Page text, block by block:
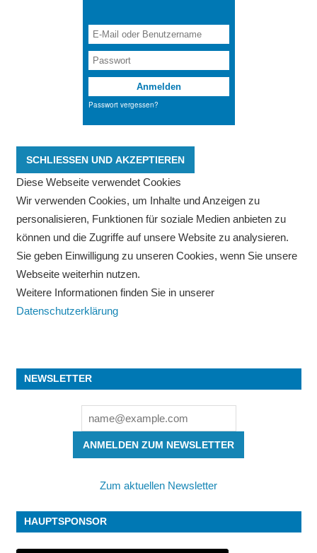
Diese Webseite verwendet Cookies
Wir verwenden Cookies, um Inhalte und Anzeigen zu
personalisieren, Funktionen für soziale Medien anbieten zu
können und die Zugriffe auf unsere Website zu analysieren.
Sie geben Einwilligung zu unseren Cookies, wenn Sie unsere
Webseite weiterhin nutzen.
Weitere Informationen finden Sie in unserer
Datenschutzerklärung
NEWSLETTER
ANMELDEN ZUM NEWSLETTER
Zum aktuellen Newsletter
HAUPTSPONSOR